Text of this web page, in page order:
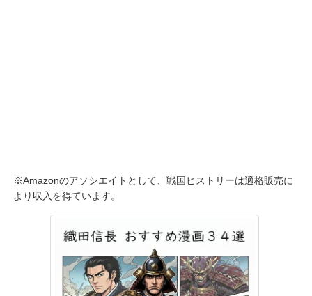
※Amazonのアソシエイトとして、戦国ヒストリーは適格販売に
より収入を得ています。